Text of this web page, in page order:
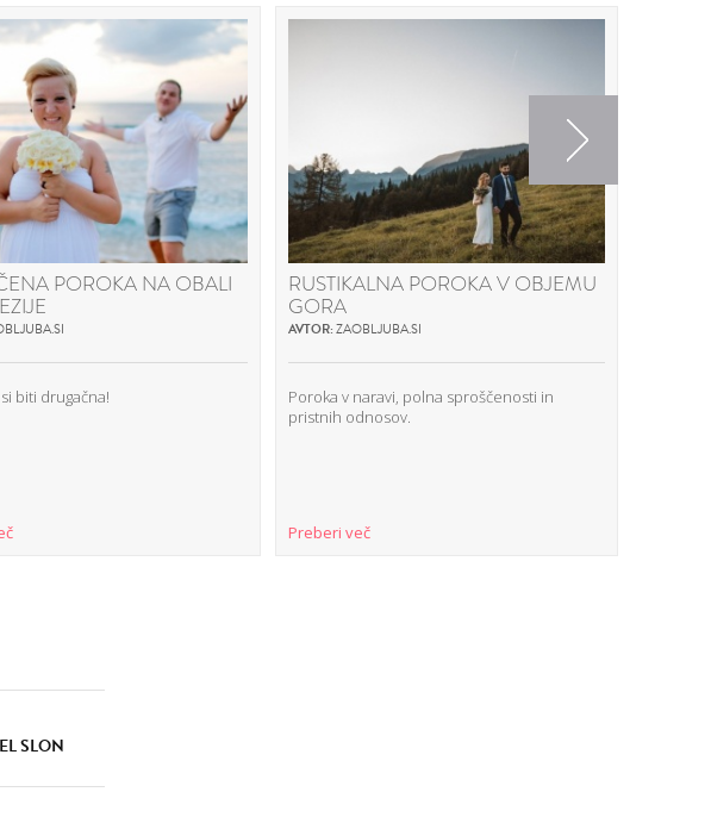
POROKA NA OBALI
biti drugačna!
RUSTIKALNA POROKA V OBJEMU
GORA
AVTOR:ZAOBLJUBA.SI
Poroka v naravi, polna sproščenosti in
pristnih odnosov.
Preberi več
Next
SLON